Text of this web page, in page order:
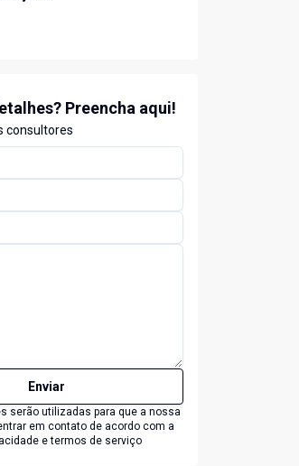
Preencha aqui!
consultores
Enviar
serão utilizadas para que a nossa
em contato de acordo com a
e termos de serviço